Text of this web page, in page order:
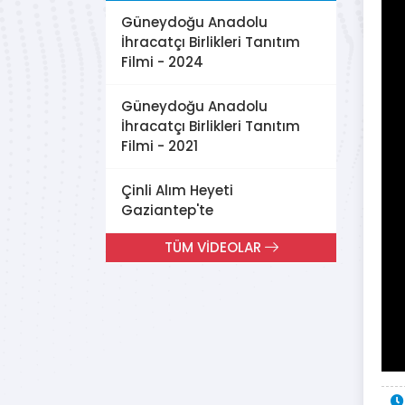
Güneydoğu Anadolu
İhracatçı Birlikleri Tanıtım
Filmi - 2024
Güneydoğu Anadolu
İhracatçı Birlikleri Tanıtım
Filmi - 2021
Çinli Alım Heyeti
Gaziantep'te
TÜM VİDEOLAR